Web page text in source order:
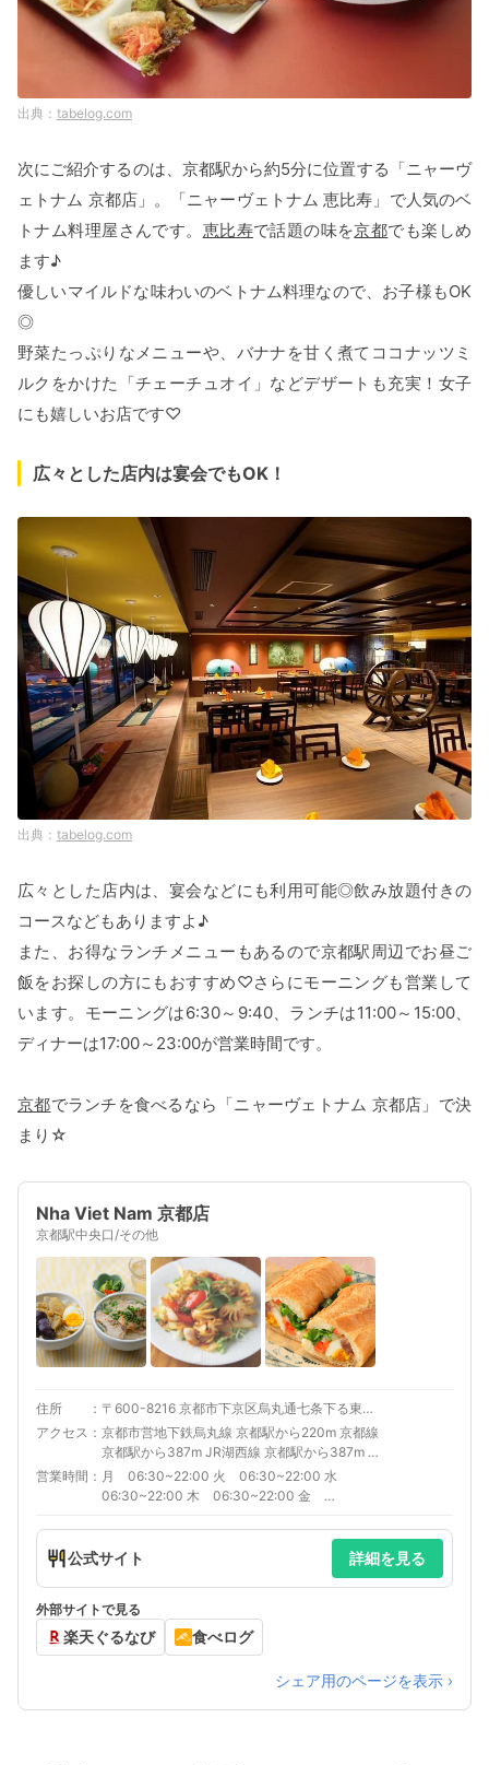
tabelog.com
次にご紹介するのは、京都駅から約5分に位置する「ニャーヴ
ェトナム 京都店」。「ニャーヴェトナム 恵比寿」で人気のベ
トナム料理屋さんです。 恵比寿で話題の味を京都でも楽しめ
ます♪
優しいマイルドな味わいのベトナム料理なので、お子様もOK
◎
野菜たっぷりなメニューや、バナナを甘く煮てココナッツミ
ルクをかけた「チェーチュオイ」などデザートも充実！女子
にも嬉しいお店です♡
広々とした店内は宴会でもOK！
tabelog.com
広々とした店内は、宴会などにも利用可能◎飲み放題付きの
コースなどもありますよ♪
また、お得なランチメニューもあるので京都駅周辺でお昼ご
飯をお探しの方にもおすすめ♡さらにモーニングも営業して
います。モーニングは6:30～9:40、ランチは11:00～15:00、
ディナーは17:00～23:00が営業時間です。
京都でランチを食べるなら「ニャーヴェトナム 京都店」で決
まり☆
Nha Viet Nam 京都店
京都駅中央口/その他
住所
〒600-8216 京都市下京区烏丸通七条下る東塩小路町707-2 ダイワロイネットホテル京都駅前2F
アクセス
京都市営地下鉄烏丸線 京都駅から220m 京都線
京都駅から387m JR湖西線 京都駅から387m 奈
良線 京都駅から387m 琵琶湖線 京都駅から
387m
営業時間
月 06:30~22:00 火 06:30~22:00 水
06:30~22:00 木 06:30~22:00 金
06:30~22:00 モーニング 6:30～
10:00（L.O.9:40） ランチ 11:00～
15:00（L.O.14:30） ディナー 17:00～
公式サイト 詳細を見る
外部サイトで見る
楽天ぐるなび 食べログ
シェア用のページを表示 ›